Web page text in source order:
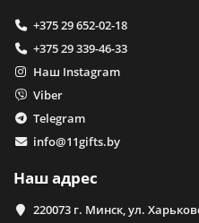
+375 29 652-02-18
+375 29 339-46-33
Наш Instagram
Viber
Telegram
info@11gifts.by
Наш адрес
220073 г. Минск, ул.